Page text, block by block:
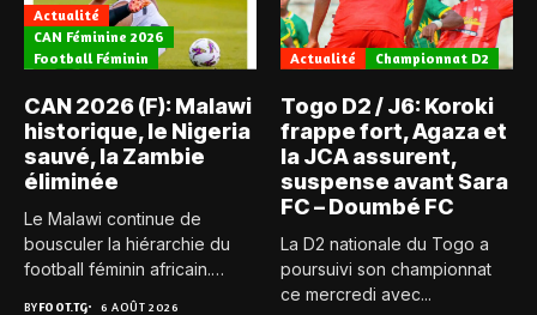
Actualité
CAN Féminine 2026
Football Féminin
CAN 2026 (F): Malawi
historique, le Nigeria
sauvé, la Zambie
éliminée
Le Malawi continue de
bousculer la hiérarchie du
football féminin africain.
BYFOOT.TG 6 AOÛT 2026
Actualité Championnat D2
Togo D2 / J6: Koroki
frappe fort, Agaza et
la JCA assurent,
suspense avant Sara
FC – Doumbé FC
La D2 nationale du Togo a
poursuivi son championnat
ce mercredi avec...